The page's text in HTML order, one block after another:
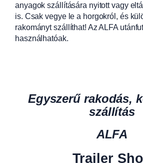
anyagok szállítására nyitott vagy
is. Csak vegye le a horgokról, és
rakományt szállíthat! Az ALFA
használhatóak.
Egyszerű rakodás,
szállítás
ALFA
Trailer